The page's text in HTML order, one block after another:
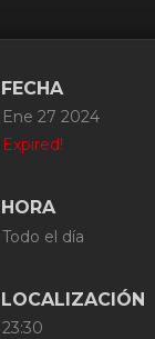
FECHA
Ene 27 2024
Expired!
HORA
Todo el día
LOCALIZACIÓN
23:30